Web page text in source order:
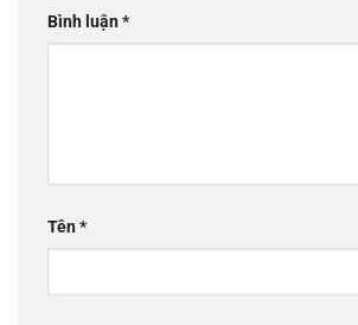
Bình luận*
Tên*